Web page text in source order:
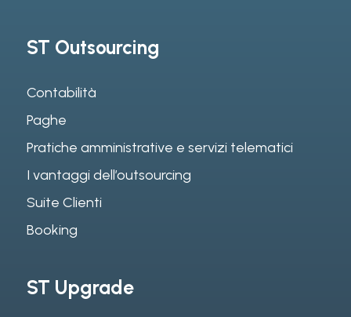
ST Outsourcing
Contabilità
Paghe
Pratiche amministrative e servizi telematici
I vantaggi dell’outsourcing
Suite Clienti
Booking
ST Upgrade